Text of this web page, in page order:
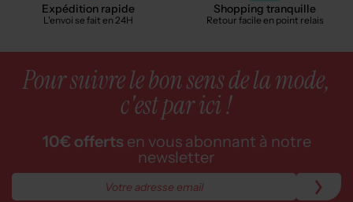
Expédition rapide
L'envoi se fait en 24H
Shopping tranquille
Retour facile en point relais
Pour suivre le bon sens de la mode,
c'est par ici !
10€ offerts en vous abonnant à notre
newsletter